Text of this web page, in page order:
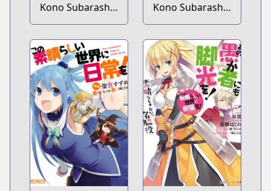
Kono Subarashii
Sekai ni
Shukufuku wo!
Spin-off: Kono
Subarashii Sekai
ni Bakuen wo!
Kono Subarashii
Sekai ni
Shukufuku wo!
Spin-off: Kono
Kamen no
Akuma ni
Soudan wo!